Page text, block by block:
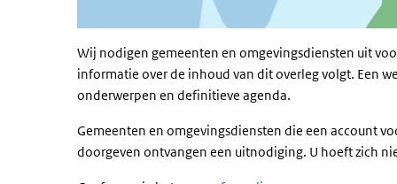
Wij nodigen gemeenten en omgevingsdiensten uit
informatie over de inhoud van dit overleg volgt. Een
onderwerpen en definitieve agenda.
Gemeenten en omgevingsdiensten die een account
doorgeven ontvangen een uitnodiging. U hoeft zich